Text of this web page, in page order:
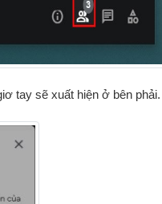
tay sẽ xuất hiện ở bên phải.